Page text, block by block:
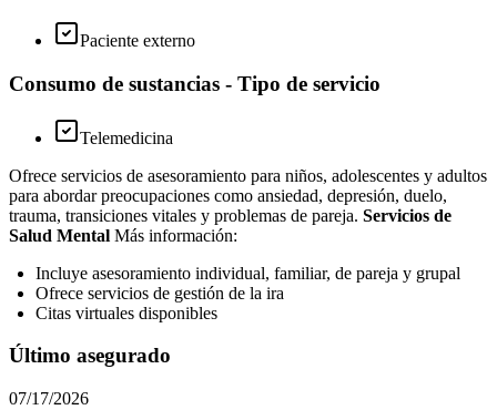
Paciente externo
Consumo de sustancias - Tipo de servicio
Telemedicina
Ofrece servicios de asesoramiento para niños, adolescentes y adultos
para abordar preocupaciones como ansiedad, depresión, duelo,
trauma, transiciones vitales y problemas de pareja. Servicios de
Salud Mental Más información:
Incluye asesoramiento individual, familiar, de pareja y grupal
Ofrece servicios de gestión de la ira
Citas virtuales disponibles
Último asegurado
07/17/2026